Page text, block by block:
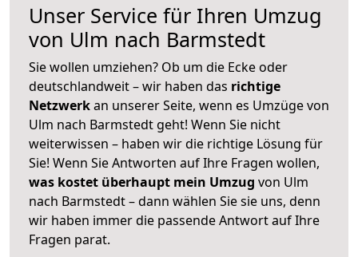
Unser Service für Ihren Umzug
von Ulm nach Barmstedt
Sie wollen umziehen? Ob um die Ecke oder
deutschlandweit – wir haben das richtige
Netzwerkan unserer Seite, wenn es Umzüge von
Ulm nach Barmstedt geht! Wenn Sie nicht
weiterwissen – haben wir die richtige Lösung für
Sie! Wenn Sie Antworten auf Ihre Fragen wollen,
was kostet überhaupt mein Umzug von Ulm
nach Barmstedt – dann wählen Sie sie uns, denn
wir haben immer die passende Antwort auf Ihre
Fragen parat.